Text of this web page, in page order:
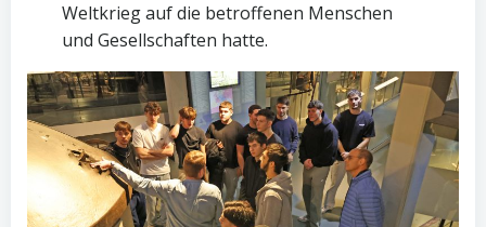
Weltkrieg auf die betroffenen Menschen
und Gesellschaften hatte.